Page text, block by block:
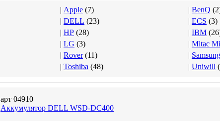
| Apple (7) | BenQ (2
| DELL (23) | ECS (3)
| HP (28) | IBM (26
| LG (3) | Mitac
| Rover (11) | Samsung
| Toshiba (48) | Uniwill (
арт 04910
Аккумулятор DELL WSD-DC400